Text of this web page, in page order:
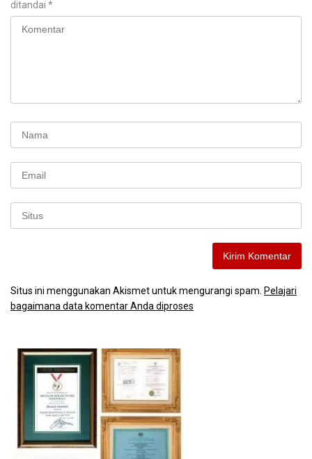
ditandai *
Situs ini menggunakan Akismet untuk mengurangi spam. Pelajari
bagaimana data komentar Anda diproses